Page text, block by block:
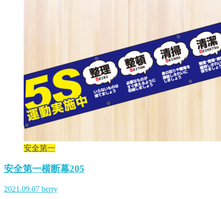
安全第一
安全第一横断幕205
2021.09.07 berry